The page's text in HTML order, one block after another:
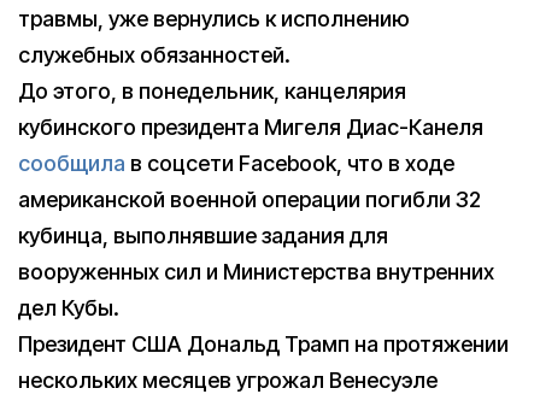
травмы, уже вернулись к исполнению
служебных обязанностей.
До этого, в понедельник, канцелярия
кубинского президента Мигеля Диас-Канеля
сообщила в соцсети Facebook, что в ходе
американской военной операции погибли 32
кубинца, выполнявшие задания для
вооруженных сил и Министерства внутренних
дел Кубы.
Президент США Дональд Трамп на протяжении
нескольких месяцев угрожал Венесуэле